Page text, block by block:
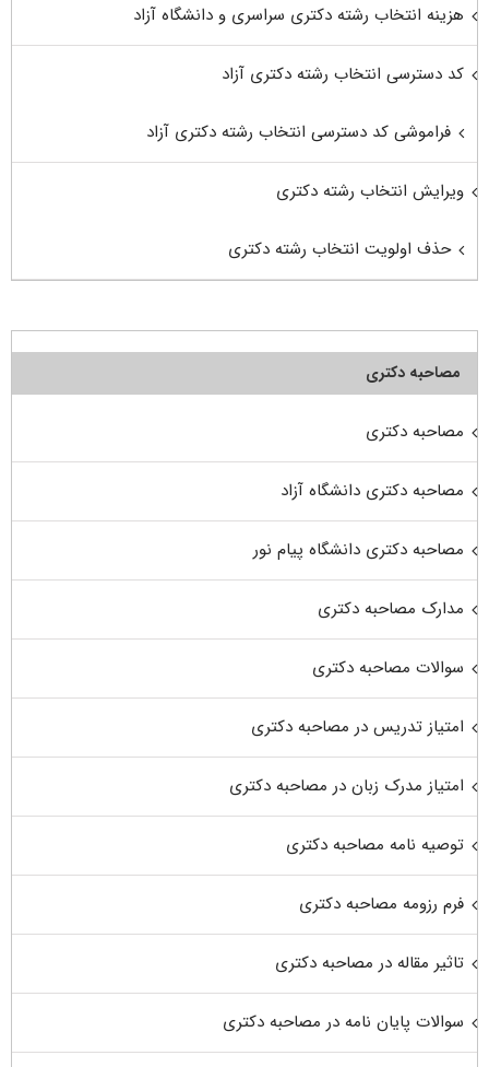
هزینه انتخاب رشته دکتری سراسری و دانشگاه آزاد
کد دسترسی انتخاب رشته دکتری آزاد
فراموشی کد دسترسی انتخاب رشته دکتری آزاد
ویرایش انتخاب رشته دکتری
حذف اولویت انتخاب رشته دکتری
مصاحبه دکتری
مصاحبه دکتری
مصاحبه دکتری دانشگاه آزاد
مصاحبه دکتری دانشگاه پیام نور
مدارک مصاحبه دکتری
سوالات مصاحبه دکتری
امتیاز تدریس در مصاحبه دکتری
امتیاز مدرک زبان در مصاحبه دکتری
توصیه نامه مصاحبه دکتری
فرم رزومه مصاحبه دکتری
تاثیر مقاله در مصاحبه دکتری
سوالات پایان نامه در مصاحبه دکتری